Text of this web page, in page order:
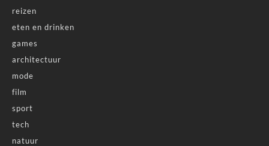
reizen
eten en drinken
games
architectuur
mode
film
sport
tech
natuur